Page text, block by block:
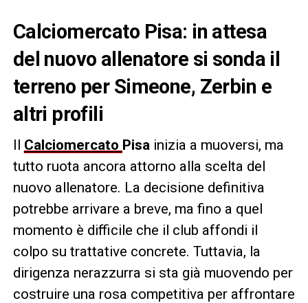
Calciomercato Pisa: in attesa
del nuovo allenatore si sonda il
terreno per Simeone, Zerbin e
altri profili
Il Calciomercato Pisa inizia a muoversi, ma
tutto ruota ancora attorno alla scelta del
nuovo allenatore. La decisione definitiva
potrebbe arrivare a breve, ma fino a quel
momento è difficile che il club affondi il
colpo su trattative concrete. Tuttavia, la
dirigenza nerazzurra si sta già muovendo per
costruire una rosa competitiva per affrontare